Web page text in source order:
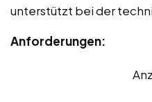
unterstützt bei der
Anforderungen: